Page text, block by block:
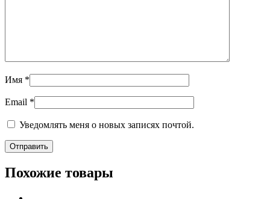
Имя *
Email *
Уведомлять меня о новых записях почтой.
Похожие товары